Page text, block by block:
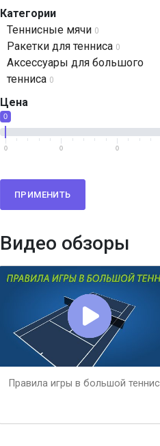
Категории
Теннисные мячи 0
Ракетки для тенниса 0
Аксессуары для большого
тенниса 0
Цена
0
0 0 0
ПРИМЕНИТЬ
Видео обзоры
Правила игры в большой теннис